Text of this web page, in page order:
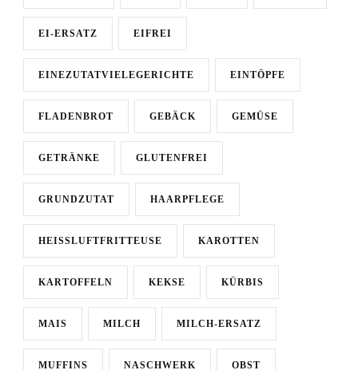
EI-ERSATZ EIFREI
EINEZUTATVIELEGERICHTE EINTÖPFE
FLADENBROT GEBÄCK GEMÜSE
GETRÄNKE GLUTENFREI
GRUNDZUTAT HAARPFLEGE
HEISSLUFTFRITTEUSE KAROTTEN
KARTOFFELN KEKSE KÜRBIS
MAIS MILCH MILCH-ERSATZ
MUFFINS NASCHWERK OBST